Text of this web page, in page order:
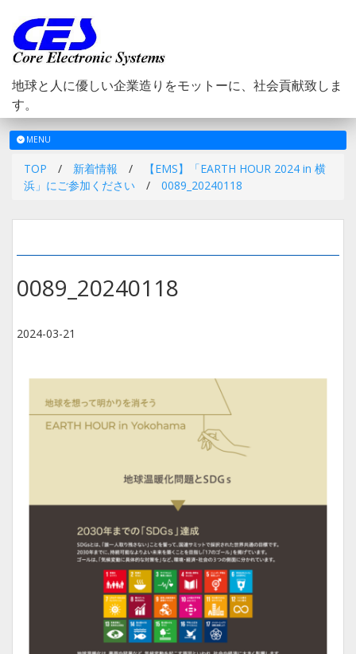
地球と人に優しい企業造りをモットーに、社会貢献致しま
す。
メ
ニ
MENU
TOP / 新着情報 /
【EMS】「EARTH HOUR 2024 in 横
浜」にご参加ください / 0089_20240118
0089_20240118
2024-03-21